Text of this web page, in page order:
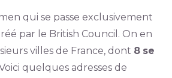
qui se passe exclusivement
par le British Council. On en
villes de France, dont 8 se
quelques adresses de